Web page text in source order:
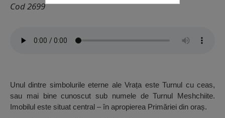
Cod 2699
Unul dintre simbolurile eterne ale Vrața este Turnul cu ceas,
sau mai bine cunoscut sub numele de Turnul Meshchiite.
Imobilul este situat central – în apropierea Primăriei din oraș.